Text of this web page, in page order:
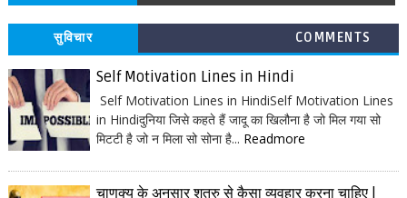
सुविचार COMMENTS
Self Motivation Lines in Hindi
Self Motivation Lines in HindiSelf Motivation Lines
in Hindiदुनिया जिसे कहते हैं जादू का खिलौना है जो मिल गया सो
मिटटी है जो न मिला सो सोना है... Readmore
चाणक्य के अनुसार शत्रु से कैसा व्यवहार करना चाहिए |